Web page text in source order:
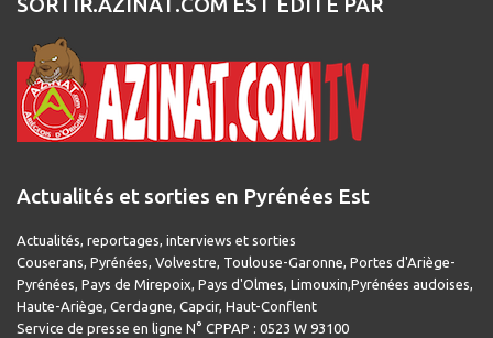
Actualités et sorties en Pyrénées Est
Actualités, reportages, interviews et sorties
Couserans, Pyrénées, Volvestre, Toulouse-Garonne, Portes d'Ariège-
Pyrénées, Pays de Mirepoix, Pays d'Olmes, Limouxin,Pyrénées audoises,
Haute-Ariège, Cerdagne, Capcir, Haut-Conflent
Service de presse en ligne N° CPPAP : 0523 W 93100